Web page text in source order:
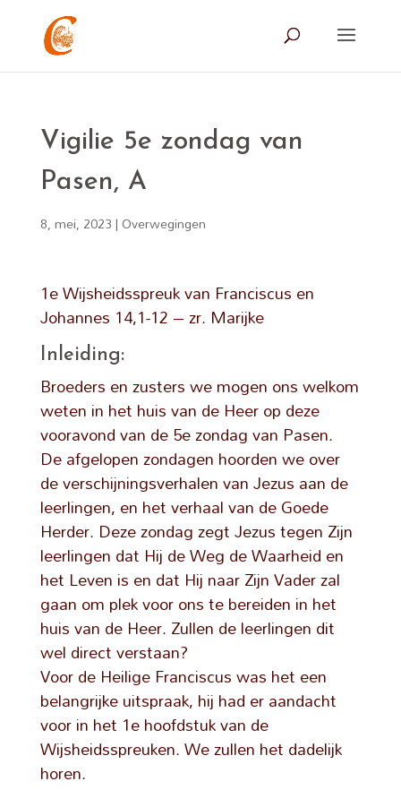
Vigilie 5e zondag van
Pasen, A
8, mei, 2023| Overwegingen
1e Wijsheidsspreuk van Franciscus en
Johannes 14,1-12 – zr. Marijke
Inleiding:
Broeders en zusters we mogen ons welkom
weten in het huis van de Heer op deze
vooravond van de 5e zondag van Pasen.
De afgelopen zondagen hoorden we over
de verschijningsverhalen van Jezus aan de
leerlingen, en het verhaal van de Goede
Herder. Deze zondag zegt Jezus tegen Zijn
leerlingen dat Hij de Weg de Waarheid en
het Leven is en dat Hij naar Zijn Vader zal
gaan om plek voor ons te bereiden in het
huis van de Heer. Zullen de leerlingen dit
wel direct verstaan?
Voor de Heilige Franciscus was het een
belangrijke uitspraak, hij had er aandacht
voor in het 1e hoofdstuk van de
Wijsheidsspreuken. We zullen het dadelijk
horen.